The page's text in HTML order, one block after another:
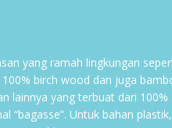
yang ramah lingkungan
birch wood dan juga
lainnya yang terbuat dari
“bagasse”. Untuk bahan